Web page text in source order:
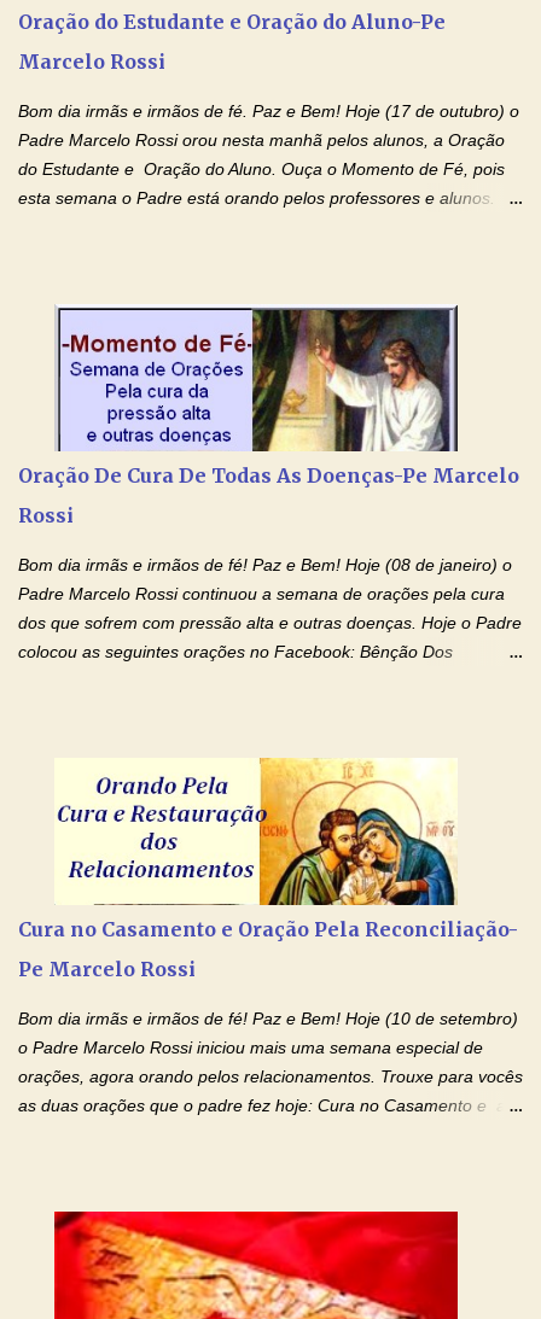
gerações, através de todas as raízes da minha árvore
genealógica. Que o Sangue de Jesus, purificador e vivificante,
Oração do Estudante e Oração do Aluno-Pe
Marcelo Rossi
Bom dia irmãs e irmãos de fé. Paz e Bem! Hoje (17 de outubro) o
Padre Marcelo Rossi orou nesta manhã pelos alunos, a Oração
do Estudante e Oração do Aluno. Ouça o Momento de Fé, pois
esta semana o Padre está orando pelos professores e alunos.
intelectualmente e espiritualmente para o dia da prova. Confie no
amor Ágape de Jesus e no amor materno de Nossa Senhora.
Fique com a paz de Jesus e o amor de Maria! Adriana-Devoção e
Fé Oração do Estudante I Senhor, eu sou estudante, e por sinal,
inteligente. Prova isto é o fato de eu estar aqui, conversando com
o Senhor. Obrigado pelo dom da inteligência e pela possibilidade
de estudar. Mas, como o Senhor sabe, a vida de estudante nem
sempre é fácil. A rotina cansa e o aprender exige uma série de
Oração De Cura De Todas As Doenças-Pe Marcelo
Rossi
Bom dia irmãs e irmãos de fé! Paz e Bem! Hoje (08 de janeiro) o
Padre Marcelo Rossi continuou a semana de orações pela cura
dos que sofrem com pressão alta e outras doenças. Hoje o Padre
colocou as seguintes orações no Facebook: Bênção Dos
Senhora! Adriana-Devoção e Fé Bênção Dos Enfermos O Senhor
Jesus esteja ao vosso lado, para vos defender, dentro de vós,
para vos conservar; diante de vós, pra vos conduzir; atrás de vós
para vos guardar; acima de vós, para vos abençoar. Ele que vive
e reina pelos séculos dos séculos. Amém! Oração De Cura De
Todas As Doenças Senhor Jesus, suplicamos no poder de Teu
Nome † (sinal da cruz), que está acima de todo Nome, que todos
os padrões de enfermidade física transmitidos em minha linha de
os laços...
Cura no Casamento e Oração Pela Reconciliação-
Pe Marcelo Rossi
Bom dia irmãs e irmãos de fé! Paz e Bem! Hoje (10 de setembro)
o Padre Marcelo Rossi iniciou mais uma semana especial de
orações, agora orando pelos relacionamentos. Trouxe para vocês
as duas orações que o padre fez hoje: Cura no Casamento e a
com o Momento de Fé. Que Deus abençoe e que todo
relacionamento seja fortalecido e curado no amor Ágape de
Jesus. Adriana-Devoção e Fé Mensagem do Padre Marcelo Rossi
em seu Facebook: Amados, iniciamos uma semana para orar